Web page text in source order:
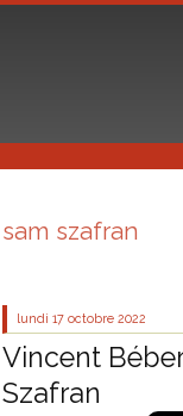
sam szafran
lundi 17 octobre 2022
Vincent
Szafran